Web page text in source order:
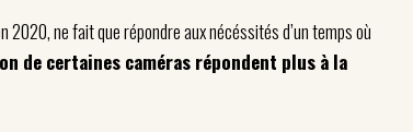
2020, ne fait que répondre aux nécéssités d’un temps où
de certaines caméras répondent plus à la